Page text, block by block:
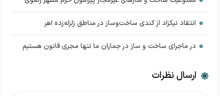
انتقاد نیکزاد از کندی ساخت‌وساز در مناطق زلزله‌زده اهر
در ماجرای ساخت و ساز در جماران ما تنها مجری قانون هستیم
ارسال نظرات